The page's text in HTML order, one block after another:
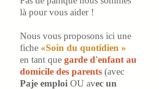
là pour vous aider !
Nous vous proposons ici une
fiche «Soin du quotidien »
en tant que garde d'enfant au
domicile des parents (avec
Paje emploi OU avec un